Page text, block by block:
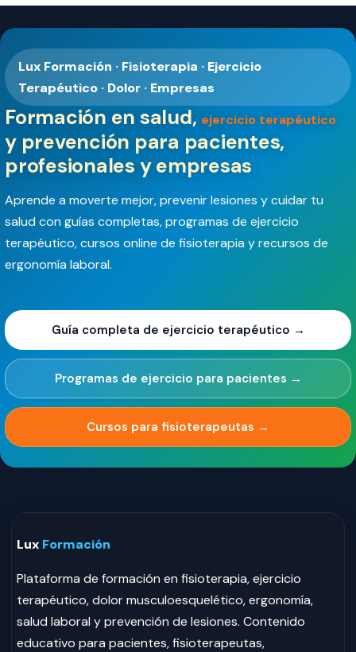
Lux Formación · Fisioterapia · Ejercicio
Terapéutico · Dolor · Empresas
Formación en salud, ejercicio terapéutico
y prevención para pacientes,
profesionales y empresas
Aprende a moverte mejor, prevenir lesiones y cuidar tu
salud con guías completas, programas de ejercicio
terapéutico, cursos online de fisioterapia y recursos de
ergonomía laboral.
Guía completa de ejercicio terapéutico →
Programas de ejercicio para pacientes →
Cursos para fisioterapeutas →
Lux Formación
Plataforma de formación en fisioterapia, ejercicio
terapéutico, dolor musculoesquelético, ergonomía,
salud laboral y prevención de lesiones. Contenido
educativo para pacientes, fisioterapeutas,